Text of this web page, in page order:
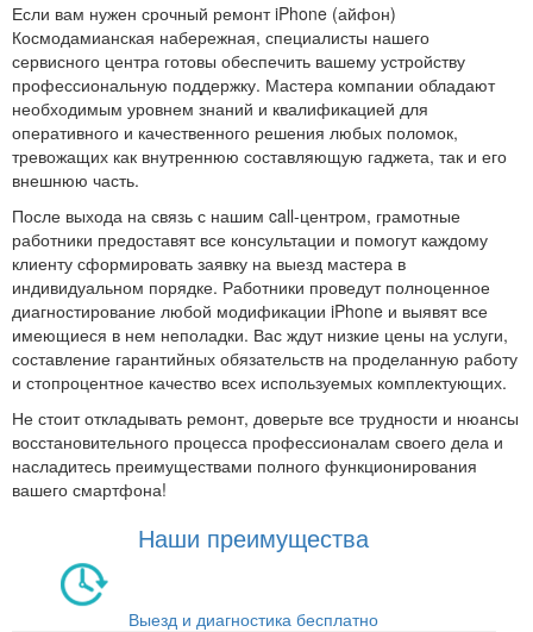
Если вам нужен срочный ремонт iPhone (айфон)
Космодамианская набережная, специалисты нашего
сервисного центра готовы обеспечить вашему устройству
профессиональную поддержку. Мастера компании обладают
необходимым уровнем знаний и квалификацией для
оперативного и качественного решения любых поломок,
тревожащих как внутреннюю составляющую гаджета, так и его
внешнюю часть.
После выхода на связь с нашим call-центром, грамотные
работники предоставят все консультации и помогут каждому
клиенту сформировать заявку на выезд мастера в
индивидуальном порядке. Работники проведут полноценное
диагностирование любой модификации iPhone и выявят все
имеющиеся в нем неполадки. Вас ждут низкие цены на услуги,
составление гарантийных обязательств на проделанную работу
и стопроцентное качество всех используемых комплектующих.
Не стоит откладывать ремонт, доверьте все трудности и нюансы
восстановительного процесса профессионалам своего дела и
насладитесь преимуществами полного функционирования
вашего смартфона!
Наши преимущества
Выезд и диагностика бесплатно